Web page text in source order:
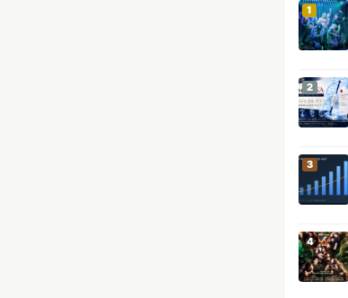
1
2
3
4